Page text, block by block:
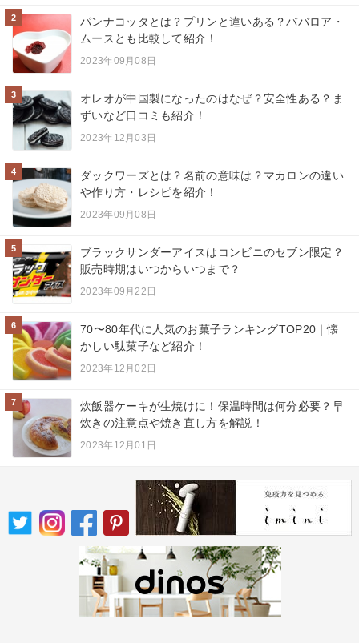
2
パンナコッタとは？プリンと違いある？ババロア・
ムースとも比較して紹介！
2023年09月08日
3
オレオが中国製になったのはなぜ？安全性ある？ま
ずいなど口コミも紹介！
2023年12月03日
4
ダックワーズとは？名前の意味は？マカロンの違い
や作り方・レシピを紹介！
2023年09月08日
5
ブラックサンダーアイスはコンビニのセブン限定？
販売時期はいつからいつまで？
2023年09月22日
6
70〜80年代に人気のお菓子ランキングTOP20｜懐
かしい駄菓子など紹介！
2023年12月02日
7
炊飯器ケーキが生焼けに！保温時間は何分必要？早
炊きの注意点や焼き直し方を解説！
2023年12月01日